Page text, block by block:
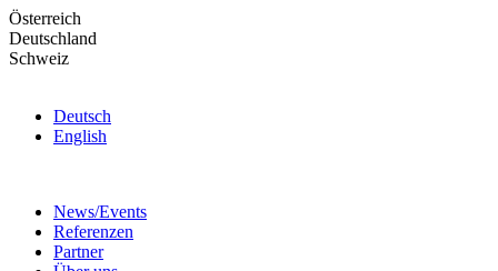
Skip
to
the
Österreich
Deutschland
Schweiz
Deutsch
English
News/Events
Referenzen
Partner